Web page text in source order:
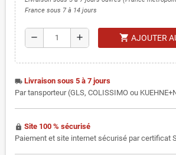
France sous 7 à 14 jours
remove add shopping_cart AJOUTER
local_shipping Livraison sous 5 à 7 jours
Par tansporteur (GLS, COLISSIMO ou
https Site 100 % sécurisé
Paiement et site internet sécurisé par certificat